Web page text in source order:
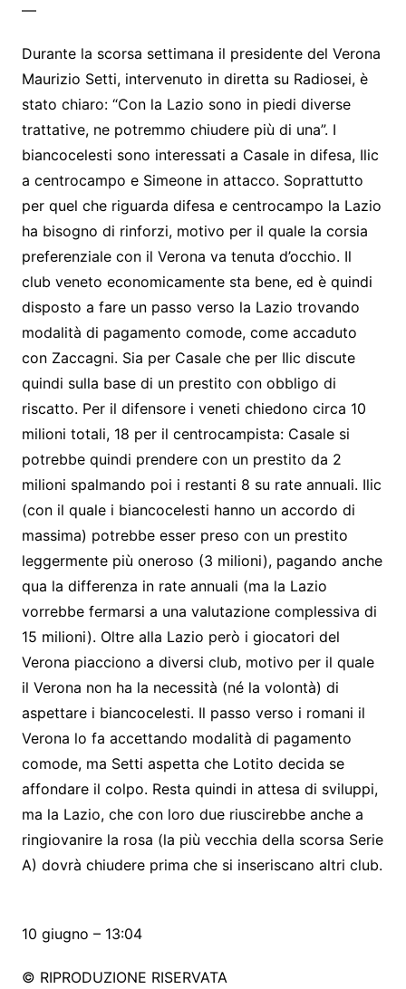
—
Durante la scorsa settimana il presidente del Verona
Maurizio Setti, intervenuto in diretta su Radiosei, è
stato chiaro: “Con la Lazio sono in piedi diverse
trattative, ne potremmo chiudere più di una”. I
biancocelesti sono interessati a Casale in difesa, Ilic
a centrocampo e Simeone in attacco. Soprattutto
per quel che riguarda difesa e centrocampo la Lazio
ha bisogno di rinforzi, motivo per il quale la corsia
preferenziale con il Verona va tenuta d’occhio. Il
club veneto economicamente sta bene, ed è quindi
disposto a fare un passo verso la Lazio trovando
modalità di pagamento comode, come accaduto
con Zaccagni. Sia per Casale che per Ilic discute
quindi sulla base di un prestito con obbligo di
riscatto. Per il difensore i veneti chiedono circa 10
milioni totali, 18 per il centrocampista: Casale si
potrebbe quindi prendere con un prestito da 2
milioni spalmando poi i restanti 8 su rate annuali. Ilic
(con il quale i biancocelesti hanno un accordo di
massima) potrebbe esser preso con un prestito
leggermente più oneroso (3 milioni), pagando anche
qua la differenza in rate annuali (ma la Lazio
vorrebbe fermarsi a una valutazione complessiva di
15 milioni). Oltre alla Lazio però i giocatori del
Verona piacciono a diversi club, motivo per il quale
il Verona non ha la necessità (né la volontà) di
aspettare i biancocelesti. Il passo verso i romani il
Verona lo fa accettando modalità di pagamento
comode, ma Setti aspetta che Lotito decida se
affondare il colpo. Resta quindi in attesa di sviluppi,
ma la Lazio, che con loro due riuscirebbe anche a
ringiovanire la rosa (la più vecchia della scorsa Serie
A) dovrà chiudere prima che si inseriscano altri club.
10 giugno – 13:04
© RIPRODUZIONE RISERVATA